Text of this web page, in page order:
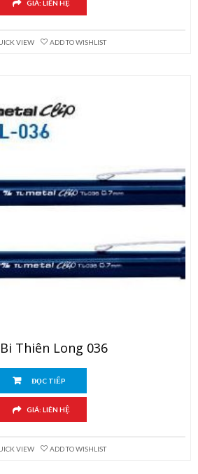
GIÁ: LIÊN HỆ
VIEW ADD TO WISHLIST
Thiên Long 036
ĐỌC TIẾP
GIÁ: LIÊN HỆ
VIEW ADD TO WISHLIST